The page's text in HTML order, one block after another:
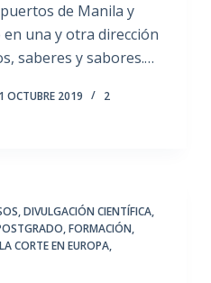
de Manila y
una y otra dirección
saberes y sabores.…
1 OCTUBRE 2019
2
,DIVULGACIÓN CIENTÍFICA,
,FORMACIÓN,
CORTE EN EUROPA,